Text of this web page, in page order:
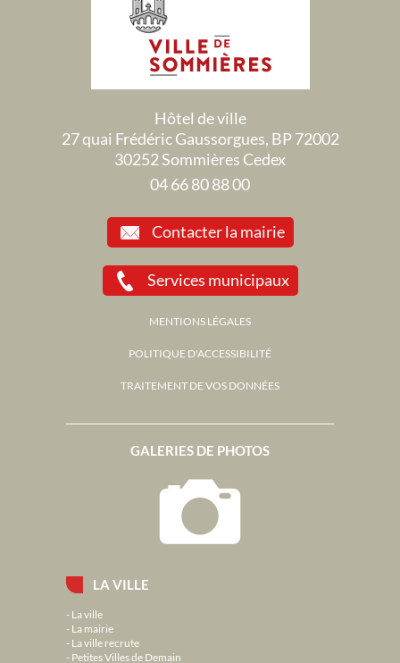
LA VILLE
La ville
La mairie
La ville recrute
Petites Villes de Demain
GALERIES DE PHOTOS
Hôtel de ville
27 quai Frédéric Gaussorgues, BP 72002
30252 Sommières Cedex
04 66 80 88 00
Contacter la mairie
Services municipaux
MENTIONS LÉGALES
POLITIQUE D'ACCESSIBILITÉ
TRAITEMENT DE VOS DONNÉES